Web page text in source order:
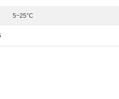
5~25°C